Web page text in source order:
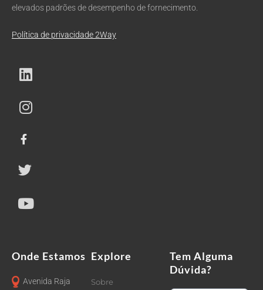
elevados padrões de desempenho de fornecimento.
Política de privacidade 2Way
Onde Estamos
Avenida Raja
Explore
Sobre
Tem Alguma
Dúvida?